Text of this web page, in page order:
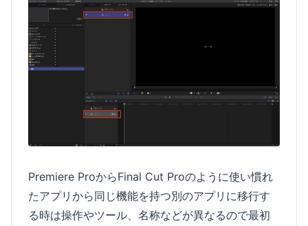
Premiere ProからFinal Cut Proのように使い慣れ
たアプリから同じ機能を持つ別のアプリに移行す
る時は操作やツール、名称などが異なるので最初